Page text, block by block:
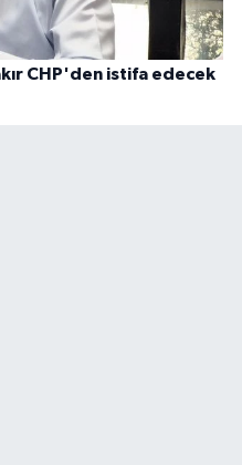
CHP'den istifa edecek